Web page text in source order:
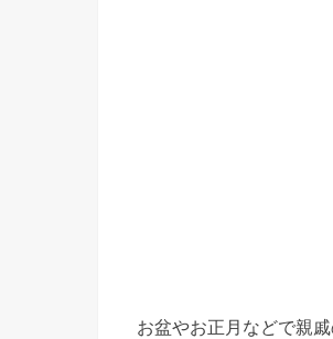
お盆やお正月などで親